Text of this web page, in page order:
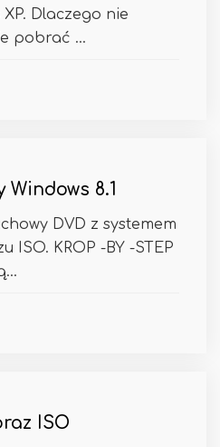
Dlaczego nie
pobrać ...
Windows 8.1
DVD z systemem
ISO. KROP -BY -STEP
ISO